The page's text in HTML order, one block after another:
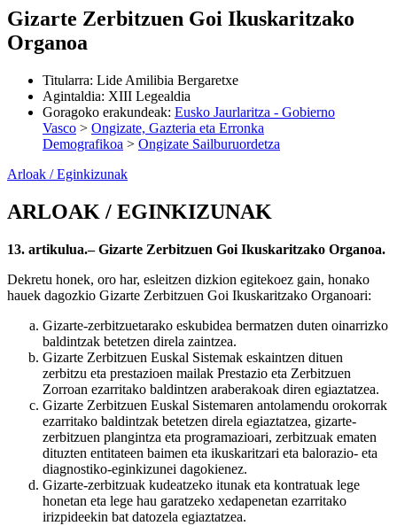
Gizarte Zerbitzuen Goi Ikuskaritzako
Organoa
Titularra: Lide Amilibia Bergaretxe
Agintaldia: XIII Legealdia
Goragoko erakundeak: Eusko Jaurlaritza - Gobierno
Vasco > Ongizate, Gazteria eta Erronka
Demografikoa > Ongizate Sailburuordetza
Arloak / Eginkizunak
ARLOAK / EGINKIZUNAK
13. artikulua.– Gizarte Zerbitzuen Goi Ikuskaritzako Organoa.
Dekretu honek, oro har, esleitzen dizkion egitekoez gain, honako
hauek dagozkio Gizarte Zerbitzuen Goi Ikuskaritzako Organoari:
Gizarte-zerbitzuetarako eskubidea bermatzen duten oinarrizko
baldintzak betetzen direla zaintzea.
Gizarte Zerbitzuen Euskal Sistemak eskaintzen dituen
zerbitzu eta prestazioen mailak Prestazio eta Zerbitzuen
Zorroan ezarritako baldintzen araberakoak diren egiaztatzea.
Gizarte Zerbitzuen Euskal Sistemaren antolamendu orokorrak
ezarritako baldintzak betetzen direla egiaztatzea, gizarte-
zerbitzuen plangintza eta programazioari, zerbitzuak ematen
dituzten entitateen baimen eta ikuskaritzari eta balorazio- eta
diagnostiko-eginkizunei dagokienez.
Gizarte-zerbitzuak kudeatzeko itunak eta kontratuak lege
honetan eta lege hau garatzeko xedapenetan ezarritako
irizpideekin bat datozela egiaztatzea.